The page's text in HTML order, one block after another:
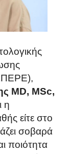
MD, MSc,
η
είτε στο
σοβαρά
ποιότητα